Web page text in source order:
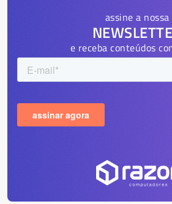
assine a nossa
e receba conteúdos